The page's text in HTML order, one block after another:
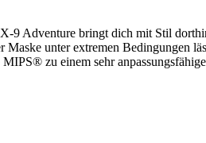
9 Adventure bringt dich mit Stil
unter extremen Bedingungen
zu einem sehr